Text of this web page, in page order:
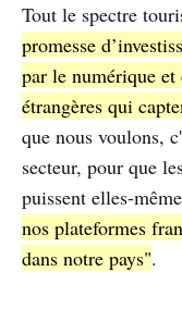
Tout le spectre
promesse
par le numérique et
étrangères qui
que nous voulons,
secteur, pour que
puissent elles-
nos plateformes
dans notre pays".